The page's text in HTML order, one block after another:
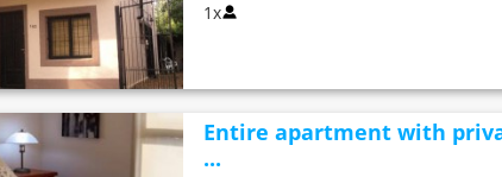
1x
Entire apartment with
...